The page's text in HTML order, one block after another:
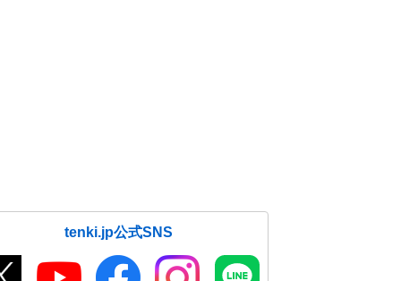
tenki.jp公式SNS